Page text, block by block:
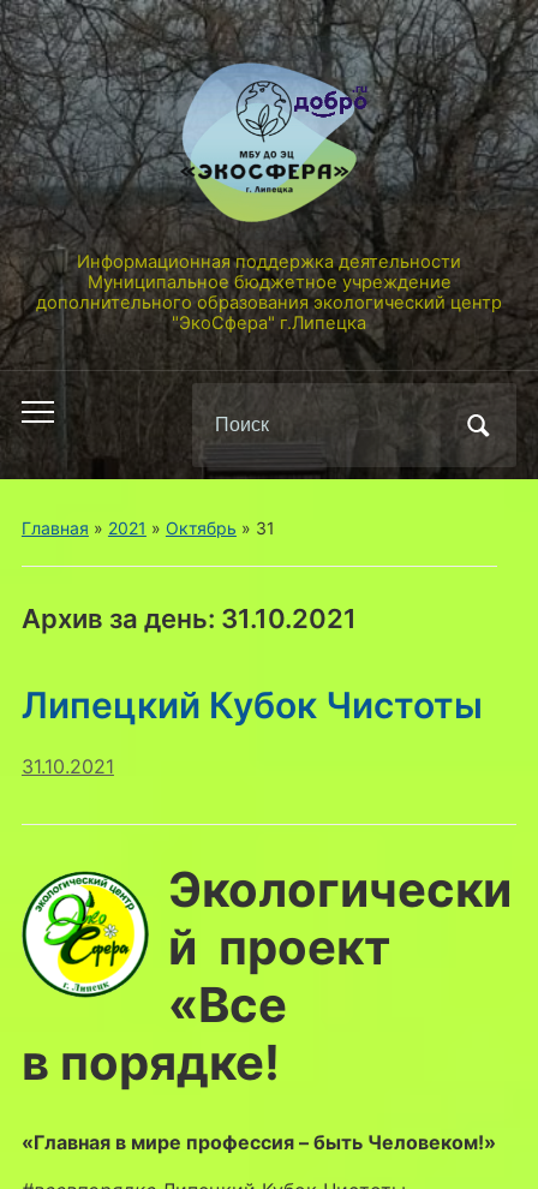
Информационная поддержка деятельности
Муниципальное бюджетное учреждение
дополнительного образования экологический центр
"ЭкоСфера" г.Липецка
Переключить
мобильное
меню
Поиск
по:
Главная » 2021 » Октябрь » 31
Архив за день: 31.10.2021
Липецкий Кубок Чистоты
31.10.2021
Экологически
й проект
«Все
в порядке!
«Главная в мире профессия – быть Человеком!»